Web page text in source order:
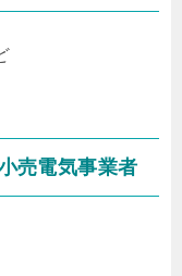
売電気事業者